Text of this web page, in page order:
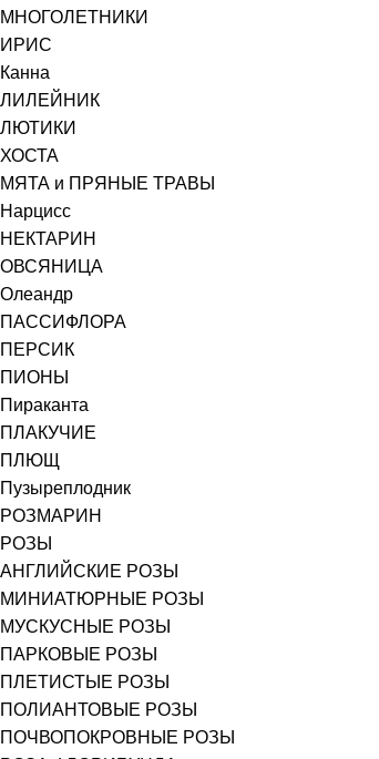
МНОГОЛЕТНИКИ
ИРИС
Канна
ЛИЛЕЙНИК
ЛЮТИКИ
ХОСТА
МЯТА и ПРЯНЫЕ ТРАВЫ
Нарцисс
НЕКТАРИН
ОВСЯНИЦА
Олеандр
ПАССИФЛОРА
ПЕРСИК
ПИОНЫ
Пираканта
ПЛАКУЧИЕ
ПЛЮЩ
Пузыреплодник
РОЗМАРИН
РОЗЫ
АНГЛИЙСКИЕ РОЗЫ
МИНИАТЮРНЫЕ РОЗЫ
МУСКУСНЫЕ РОЗЫ
ПАРКОВЫЕ РОЗЫ
ПЛЕТИСТЫЕ РОЗЫ
ПОЛИАНТОВЫЕ РОЗЫ
ПОЧВОПОКРОВНЫЕ РОЗЫ